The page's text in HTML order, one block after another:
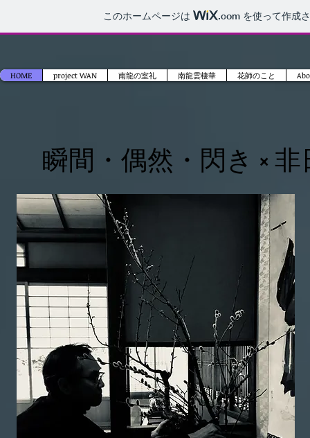
このホームページは .com を使って作成
HOME project WAN 南龍の室礼 南龍雲棲華 花師のこと
瞬間・偶然・閃き ×